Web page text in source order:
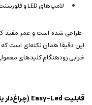
لامپ‌های LED و فلورسنت
طراحی شده است و عمر مفید
این دقیقا همان نکته‌ای است که
خرابی زودهنگام کلیدهای
قابلیت Easy-Led (چراغ‌دار یا اندیکاتور)